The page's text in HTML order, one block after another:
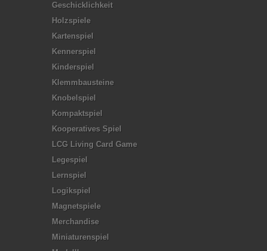
Geschicklichkeit
Holzspiele
Kartenspiel
Kennerspiel
Kinderspiel
Klemmbausteine
Knobelspiel
Kompaktspiel
Kooperatives Spiel
LCG Living Card Game
Legespiel
Lernspiel
Logikspiel
Magnetspiele
Merchandise
Miniaturenspiel